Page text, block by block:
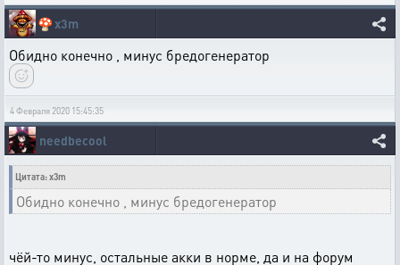
🍄x3m
Обидно конечно , минус бредогенератор
4 Февраля 2020 15:45:35
needbecool
Цитата: x3m
Обидно конечно , минус бредогенератор
чёй-то минус, остальные акки в норме, да и на форум